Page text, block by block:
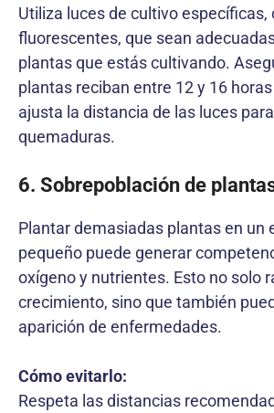
Utiliza luces de cultivo específicas,
fluorescentes, que sean
plantas que estás cultivando.
plantas reciban entre 12 y 16
ajusta la distancia de las luces
quemaduras.
6. Sobrepoblación de
Plantar demasiadas plantas en un
pequeño puede generar
oxígeno y nutrientes. Esto no solo
crecimiento, sino que también
aparición de enfermedades.
Cómo evitarlo:
Respeta las distancias